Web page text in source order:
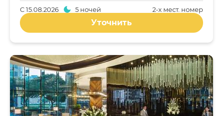
2-x мест. номер
С15.08.2026 5 ночей
Уточнить